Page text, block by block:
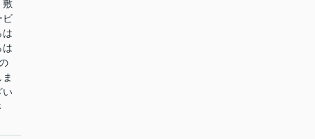
敷
ビ
は
は
い